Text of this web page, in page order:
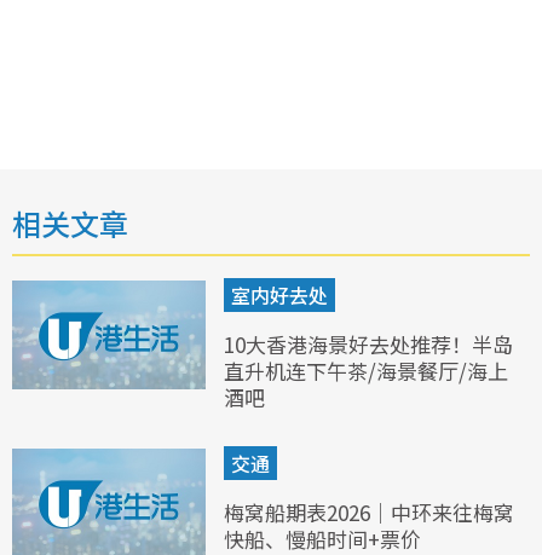
相关文章
室内好去处
10大香港海景好去处推荐！半岛
直升机连下午茶/海景餐厅/海上
酒吧
交通
梅窝船期表2026｜中环来往梅窝
快船、慢船时间+票价